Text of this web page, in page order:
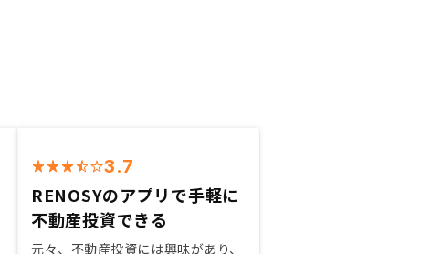
3.7
RENOSYのアプリで手軽に
不動産投資できる
元々、不動産投資には興味があり、